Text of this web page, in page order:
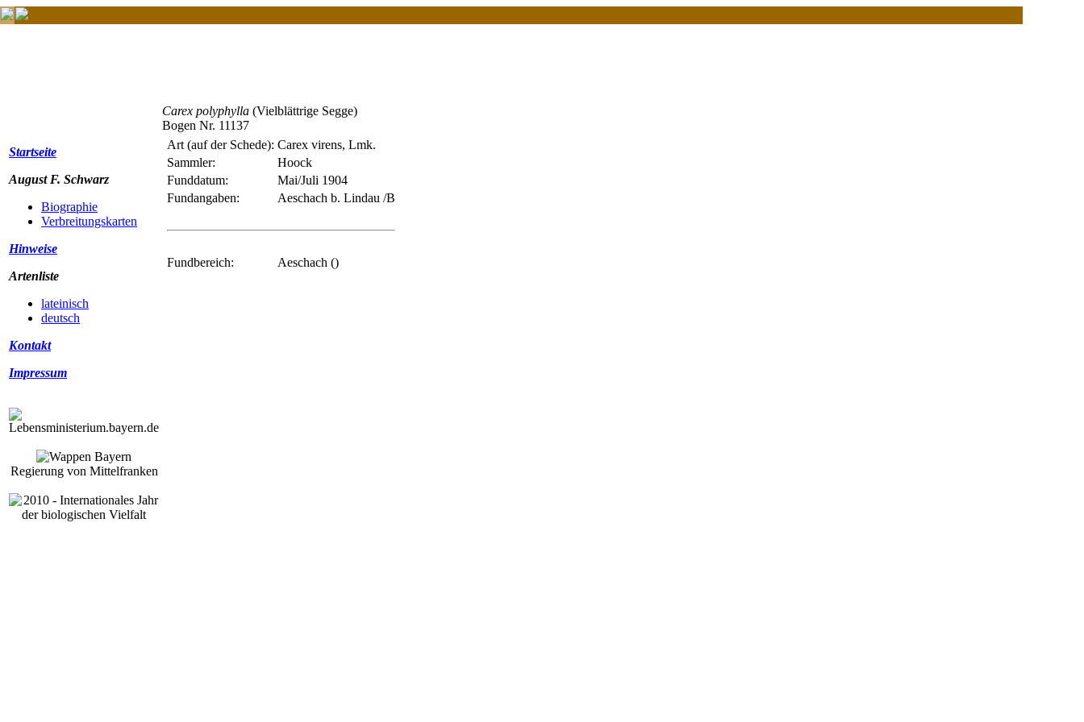
Startseite
August F. Schwarz
Biographie
Verbreitungskarten
Hinweise
Artenliste
lateinisch
deutsch
Kontakt
Impressum
Regierung von Mittelfranken
Carex polyphylla (Vielblättrige Segge)
Bogen Nr. 11137
Art (auf der Schede): Carex virens, Lmk.
Sammler:
Hoock
Funddatum:
Mai/Juli 1904
Fundangaben:
Aeschach b. Lindau /B
Fundbereich: Aeschach ()